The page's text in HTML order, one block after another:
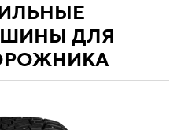
ДЛЯ